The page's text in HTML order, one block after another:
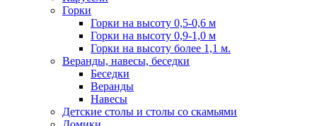
Горки
Горки на высоту 0,5-0,6 м
Горки на высоту 0,9-1,0 м
Горки на высоту более 1,1 м.
Веранды, навесы, беседки
Беседки
Веранды
Навесы
Детские столы и столы со скамьями